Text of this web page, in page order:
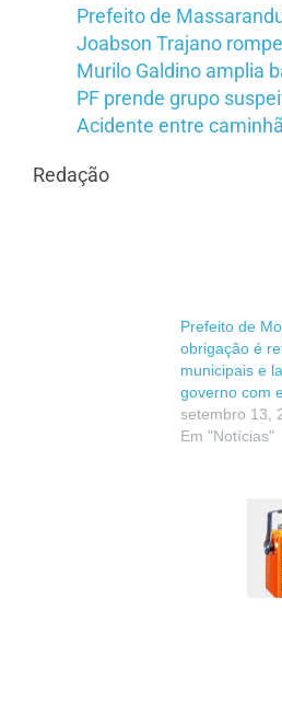
Prefeito de
Joabson Trajano
Murilo Galdino amplia
PF prende grupo
Acidente entre
Redação
Prefeito de
obrigação é
municipais e
governo com
setembro 13,
Em "Notícias"